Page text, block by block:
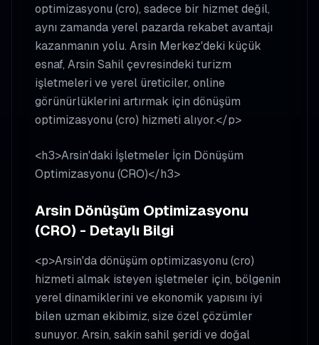
optimizasyonu (cro), sadece bir hizmet değil,
aynı zamanda yerel pazarda rekabet avantajı
kazanmanın yolu. Arsin Merkez'deki küçük
esnaf, Arsin Sahil çevresindeki turizm
işletmeleri ve yerel üreticiler, online
görünürlüklerini artırmak için dönüşüm
optimizasyonu (cro) hizmeti alıyor.</p>
<h3>Arsin'daki İşletmeler İçin Dönüşüm
Optimizasyonu (CRO)</h3>
Arsin Dönüşüm Optimizasyonu
(CRO) - Detaylı Bilgi
<p>Arsin'da dönüşüm optimizasyonu (cro)
hizmeti almak isteyen işletmeler için, bölgenin
yerel dinamiklerini ve ekonomik yapısını iyi
bilen uzman ekibimiz, size özel çözümler
sunuyor. Arsin, sakin sahil şeridi ve doğal